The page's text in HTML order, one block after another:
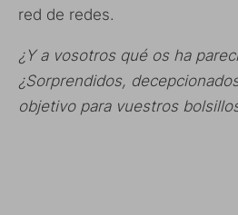
red de redes.
¿Y a vosotros qué os ha
¿Sorprendidos,
objetivo para vuestros